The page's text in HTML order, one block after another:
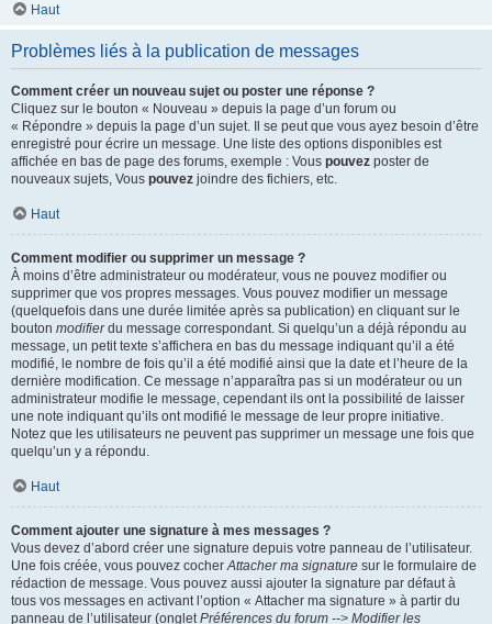
Haut
Problèmes liés à la publication de messages
Comment créer un nouveau sujet ou poster une réponse ?
Cliquez sur le bouton « Nouveau » depuis la page d’un forum ou
« Répondre » depuis la page d’un sujet. Il se peut que vous ayez besoin d’être
enregistré pour écrire un message. Une liste des options disponibles est
affichée en bas de page des forums, exemple : Vous pouvez poster de
nouveaux sujets, Vous pouvez joindre des fichiers, etc.
Haut
Comment modifier ou supprimer un message ?
À moins d’être administrateur ou modérateur, vous ne pouvez modifier ou
supprimer que vos propres messages. Vous pouvez modifier un message
(quelquefois dans une durée limitée après sa publication) en cliquant sur le
bouton modifierdu message correspondant. Si quelqu’un a déjà répondu au
message, un petit texte s’affichera en bas du message indiquant qu’il a été
modifié, le nombre de fois qu’il a été modifié ainsi que la date et l’heure de la
dernière modification. Ce message n’apparaîtra pas si un modérateur ou un
administrateur modifie le message, cependant ils ont la possibilité de laisser
une note indiquant qu’ils ont modifié le message de leur propre initiative.
Notez que les utilisateurs ne peuvent pas supprimer un message une fois que
quelqu’un y a répondu.
Haut
Comment ajouter une signature à mes messages ?
Vous devez d’abord créer une signature depuis votre panneau de l’utilisateur.
Une fois créée, vous pouvez cocherAttacher ma signature sur le formulaire de
rédaction de message. Vous pouvez aussi ajouter la signature par défaut à
tous vos messages en activant l’option « Attacher ma signature » à partir du
panneau de l’utilisateur (ongletPréférences du forum --> Modifier les